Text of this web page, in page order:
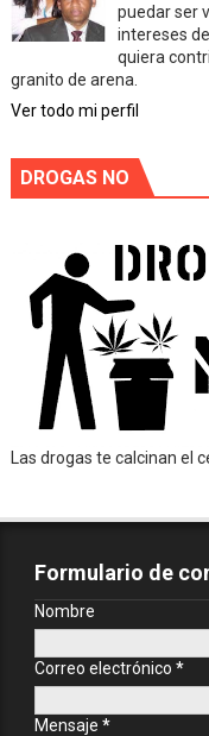
puedar ser
intereses
quiera
granito de arena.
Ver todo mi perfil
DROGAS NO
Las drogas te calcinan el
Formulario de
Nombre
Correo electrónico *
Mensaje *